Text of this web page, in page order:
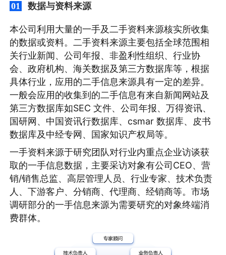
01 数据与资料来源
本公司利用大量的一手及二手资料来源核实所收集
的数据或资料。二手资料来源主要包括全球范围相
关行业新闻、公司年报、非盈利性组织、行业协
会、政府机构、海关数据及第三方数据库等，根据
具体行业，应用的二手信息来源具有一定的差异。
一般会应用的收集到的二手信息有来自新闻网站及
第三方数据库如SEC 文件、公司年报、万得资讯、
国研网、中国资讯行数据库、csmar 数据库、皮书
数据库及中经专网、国家知识产权局等。
一手资料来源于研究团队对行业内重点企业访谈获
取的一手信息数据，主要采访对象有公司CEO、营
销/销售总监、高层管理人员、行业专家、技术负责
人、下游客户、分销商、代理商、经销商等。市场
调研部分的一手信息来源为需要研究的对象终端消
费群体。